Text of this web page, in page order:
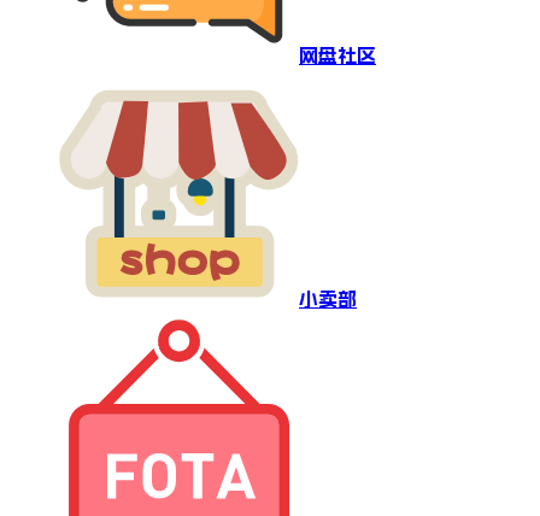
网盘社区
小卖部